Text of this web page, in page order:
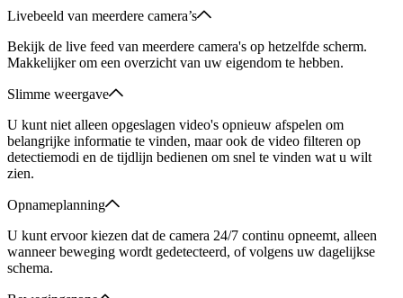
Livebeeld van meerdere camera’s
Bekijk de live feed van meerdere camera's op hetzelfde scherm.
Makkelijker om een overzicht van uw eigendom te hebben.
Slimme weergave
U kunt niet alleen opgeslagen video's opnieuw afspelen om
belangrijke informatie te vinden, maar ook de video filteren op
detectiemodi en de tijdlijn bedienen om snel te vinden wat u wilt
zien.
Opnameplanning
U kunt ervoor kiezen dat de camera 24/7 continu opneemt, alleen
wanneer beweging wordt gedetecteerd, of volgens uw dagelijkse
schema.